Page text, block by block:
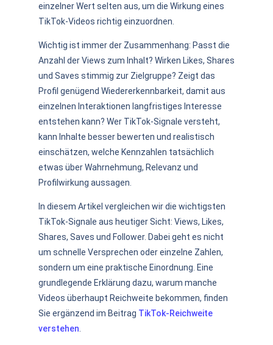
einzelner Wert selten aus, um die Wirkung eines
TikTok-Videos richtig einzuordnen.
Wichtig ist immer der Zusammenhang: Passt die
Anzahl der Views zum Inhalt? Wirken Likes, Shares
und Saves stimmig zur Zielgruppe? Zeigt das
Profil genügend Wiedererkennbarkeit, damit aus
einzelnen Interaktionen langfristiges Interesse
entstehen kann? Wer TikTok-Signale versteht,
kann Inhalte besser bewerten und realistisch
einschätzen, welche Kennzahlen tatsächlich
etwas über Wahrnehmung, Relevanz und
Profilwirkung aussagen.
In diesem Artikel vergleichen wir die wichtigsten
TikTok-Signale aus heutiger Sicht: Views, Likes,
Shares, Saves und Follower. Dabei geht es nicht
um schnelle Versprechen oder einzelne Zahlen,
sondern um eine praktische Einordnung. Eine
grundlegende Erklärung dazu, warum manche
Videos überhaupt Reichweite bekommen, finden
Sie ergänzend im Beitrag TikTok-Reichweite
verstehen